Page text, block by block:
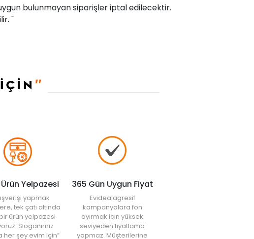
bulunmayan siparişler iptal edilecektir.
"
Yelpazesi
yapmak
tek çatı altında
ürün yelpazesi
Sloganımız
her şey evim için”
365 Gün Uygun Fiyat
Evidea agresif
kampanyalara fon
ayırmak için yüksek
seviyeden fiyatlama
yapmaz. Müşterilerine